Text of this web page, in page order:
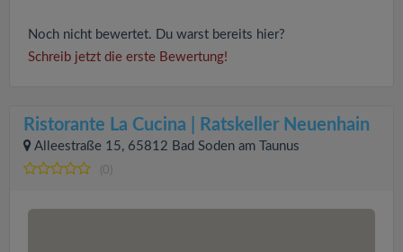
Noch nicht bewertet. Du warst bereits hier?
Schreib jetzt die erste Bewertung!
Ristorante La Cucina | Ratskeller Neuenhain
Alleestraße 15, 65812 Bad Soden am Taunus
(0)